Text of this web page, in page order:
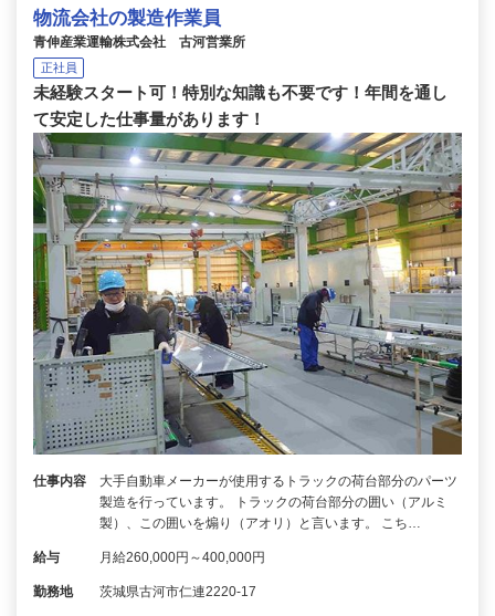
物流会社の製造作業員
青伸産業運輸株式会社 古河営業所
正社員
未経験スタート可！特別な知識も不要です！年間を通し
て安定した仕事量があります！
仕事内容
大手自動車メーカーが使用するトラックの荷台部分のパーツ
製造を行っています。 トラックの荷台部分の囲い（アルミ
製）、この囲いを煽り（アオリ）と言います。 こち…
給与 月給260,000円～400,000円
勤務地 茨城県古河市仁連2220-17